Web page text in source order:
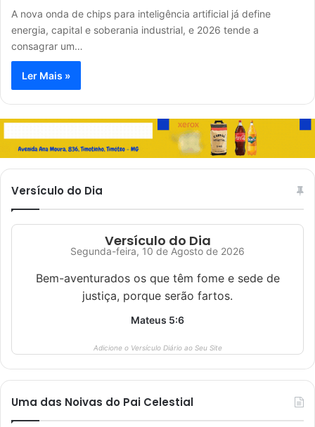
A nova onda de chips para inteligência artificial já define
energia, capital e soberania industrial, e 2026 tende a
consagrar um…
Ler Mais »
Versículo do Dia
Versículo do Dia
Segunda-feira, 10 de Agosto de 2026
Bem-aventurados os que têm fome e sede de
justiça, porque serão fartos.
Mateus 5:6
Adicione o Versículo Diário ao Seu Site
Uma das Noivas do Pai Celestial